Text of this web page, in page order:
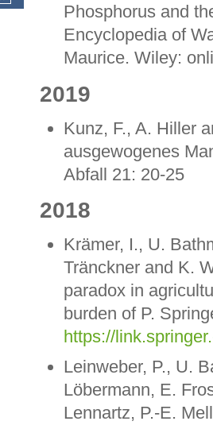
Phosphorus and
Encyclopedia of
Maurice. Wiley:
2019
Kunz, F., A. Hiller
ausgewogenes
Abfall 21: 20-25
2018
Krämer, I., U.
Tränckner and K.
paradox in
burden of P.
https://
Leinweber, P., U.
Löbermann, E.
Lennartz, P.-E.